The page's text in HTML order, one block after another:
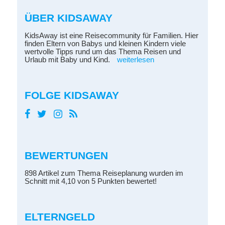
ÜBER KIDSAWAY
KidsAway ist eine Reisecommunity für Familien. Hier
finden Eltern von Babys und kleinen Kindern viele
wertvolle Tipps rund um das Thema Reisen und
Urlaub mit Baby und Kind.
weiterlesen
FOLGE KIDSAWAY
BEWERTUNGEN
898 Artikel zum Thema Reiseplanung wurden im
Schnitt mit 4,10 von 5 Punkten bewertet!
ELTERNGELD